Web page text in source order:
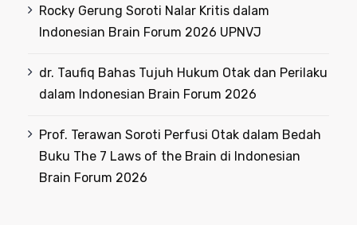
Rocky Gerung Soroti Nalar Kritis dalam
Indonesian Brain Forum 2026 UPNVJ
dr. Taufiq Bahas Tujuh Hukum Otak dan Perilaku
dalam Indonesian Brain Forum 2026
Prof. Terawan Soroti Perfusi Otak dalam Bedah
Buku The 7 Laws of the Brain di Indonesian
Brain Forum 2026